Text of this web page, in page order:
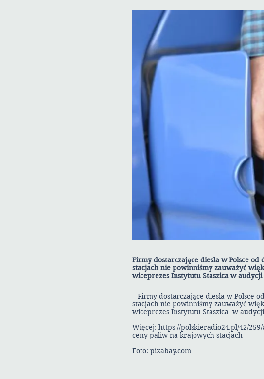
Firmy dostarczające diesla w Polsce od
stacjach nie powinniśmy zauważyć
wiceprezes Instytutu Staszica w audycji
– Firmy dostarczające diesla w Polsce
stacjach nie powinniśmy zauważyć
wiceprezes Instytutu Staszica w
Więcej: https://polskieradio24.pl/42/
ceny-paliw-na-krajowych-stacjach
Foto: pixabay.com